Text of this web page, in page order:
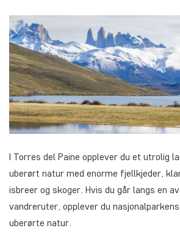
I Torres del Paine opplever du et utrolig
uberørt natur med enorme fjellkjeder,
isbreer og skoger. Hvis du går langs en
vandreruter, opplever du
uberørte natur.